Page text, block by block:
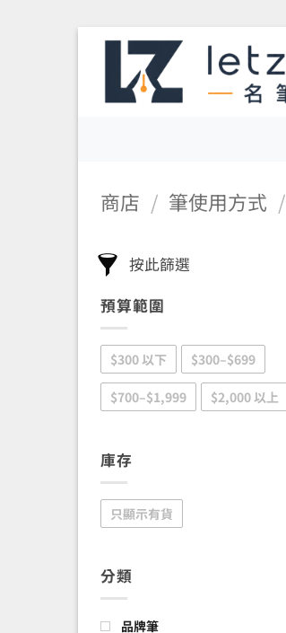
Skip
content
商店 / 筆使用方式 /
按此篩選
預算範圍
$300 以下 $300–$699
$700–$1,999 $2,000 以上
庫存
只顯示有貨
分類
品牌筆